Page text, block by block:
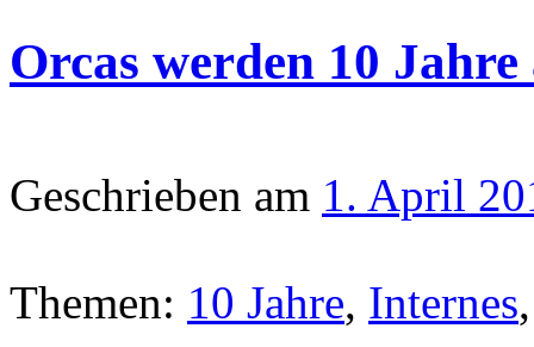
Orcas werden 10
Geschrieben am 1. April
Themen: 10 Jahre, Internes